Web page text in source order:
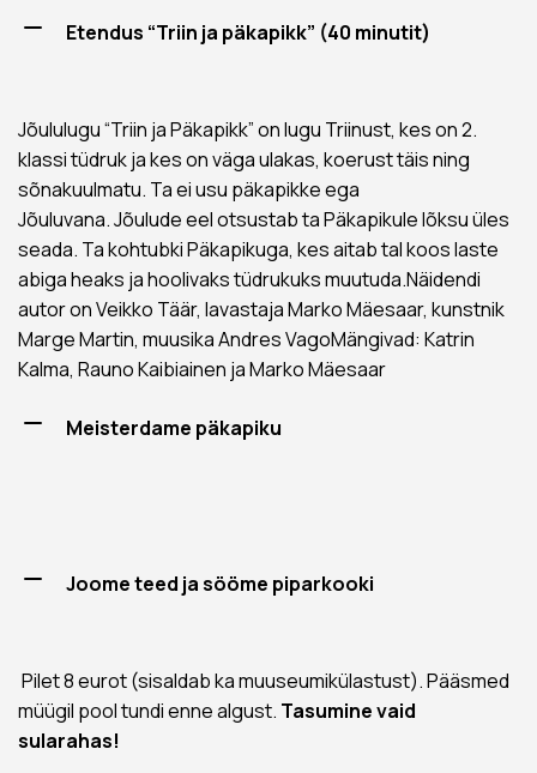
Etendus “Triin ja päkapikk” (40 minutit)
Jõululugu “Triin ja Päkapikk” on lugu Triinust, kes on 2.
klassi tüdruk ja kes on väga ulakas, koerust täis ning
sõnakuulmatu. Ta ei usu päkapikke ega
Jõuluvana. Jõulude eel otsustab ta Päkapikule lõksu üles
seada. Ta kohtubki Päkapikuga, kes aitab tal koos laste
abiga heaks ja hoolivaks tüdrukuks muutuda.Näidendi
autor on Veikko Täär, lavastaja Marko Mäesaar, kunstnik
Marge Martin, muusika Andres VagoMängivad: Katrin
Kalma, Rauno Kaibiainen ja Marko Mäesaar
Meisterdame päkapiku
Joome teed ja sööme piparkooki
Pilet 8 eurot (sisaldab ka muuseumikülastust). Pääsmed
müügil pool tundi enne algust. Tasumine vaid
sularahas!